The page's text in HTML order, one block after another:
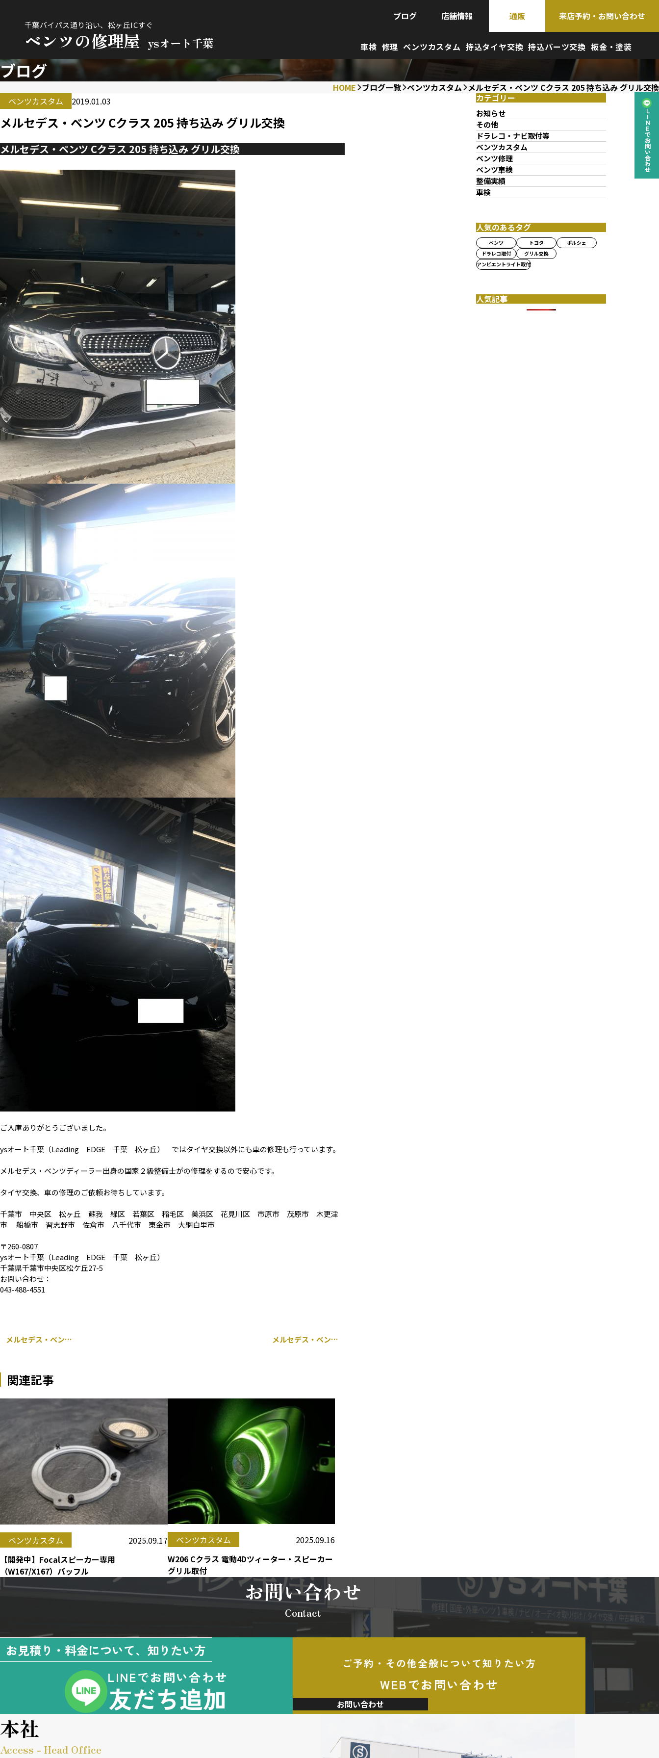
千葉バイパス通り沿い、松ヶ丘ICすぐ
ベンツの修理屋 ysオート千葉
ブログ 店舗情報 通販 来店予約・お問い合わせ
車検 修理 ベンツカスタム 持込タイヤ交換 持込パーツ交換 板金・塗装
LINEでお問い合わせ
ブログ
HOME ブログ一覧 ベンツカスタム メルセデス・ベンツ Cクラス 205 持ち込み グリル交換
ベンツカスタム
2019.01.03
メルセデス・ベンツ Cクラス 205 持ち込み グリル交換
メルセデス・ベンツ Cクラス 205 持ち込み グリル交換
ご入庫ありがとうございました。
ysオート千葉（Leading EDGE 千葉 松ヶ丘） ではタイヤ交換以外にも車の修理も行っています。
メルセデス・ベンツディーラー出身の国家２級整備士がの修理をするので安心です。
タイヤ交換、車の修理のご依頼お待ちしています。
千葉市 中央区 松ヶ丘 蘇我 緑区 若葉区 稲毛区 美浜区 花見川区 市原市 茂原市 木更津
市 船橋市 習志野市 佐倉市 八千代市 東金市 大網白里市
〒260-0807
ysオート千葉（Leading EDGE 千葉 松ヶ丘）
千葉県千葉市中央区松ケ丘27-5
お問い合わせ：
043-488-4551
メルセデス・ベンツ Cクラス 205 持ち込み グリル交換 メルセデス・ベンツ Aクラス 176 持ち込みグリル交換
関連記事
ベンツカスタム
2025.09.17
【開発中】Focalスピーカー専用
（W167/X167）バッフル
ベンツカスタム
2025.09.16
W206 Cクラス 電動4Dツィーター・スピーカー
グリル取付
カテゴリー
お知らせ
その他
ドラレコ・ナビ取付等
ベンツカスタム
ベンツ修理
ベンツ車検
整備実績
車検
人気のあるタグ
ベンツ トヨタ
ポルシェ
ドラレコ取付
グリル交換
アンビエントライト取付
人気記事
お問い合わせ
Contact
お見積り・料金について、知りたい方
LINEでお問い合わせ
友だち追加
ご予約・その他全般について知りたい方
WEBでお問い合わせ
お問い合わせ
本社
Access - Head Office